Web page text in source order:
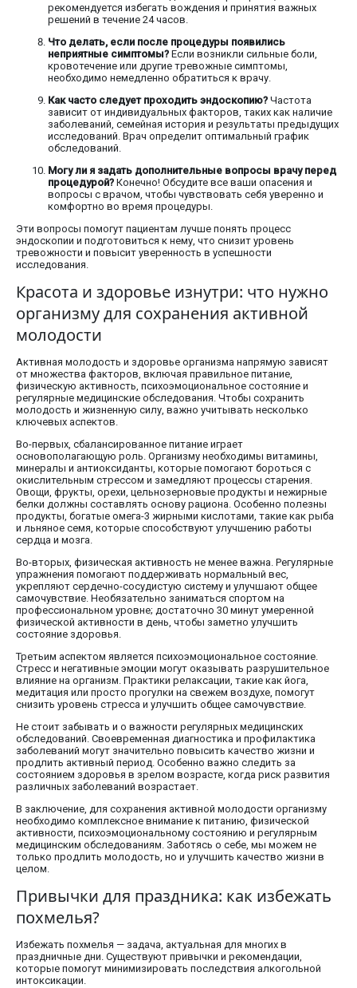
рекомендуется избегать вождения и принятия важных
решений в течение 24 часов.
Что делать, если после процедуры появились
неприятные симптомы? Если возникли сильные боли,
кровотечение или другие тревожные симптомы,
необходимо немедленно обратиться к врачу.
Как часто следует проходить эндоскопию? Частота
зависит от индивидуальных факторов, таких как наличие
заболеваний, семейная история и результаты предыдущих
исследований. Врач определит оптимальный график
обследований.
Могу ли я задать дополнительные вопросы врачу перед
процедурой? Конечно! Обсудите все ваши опасения и
вопросы с врачом, чтобы чувствовать себя уверенно и
комфортно во время процедуры.
Эти вопросы помогут пациентам лучше понять процесс
эндоскопии и подготовиться к нему, что снизит уровень
тревожности и повысит уверенность в успешности
исследования.
Красота и здоровье изнутри: что нужно
организму для сохранения активной
молодости
Активная молодость и здоровье организма напрямую зависят
от множества факторов, включая правильное питание,
физическую активность, психоэмоциональное состояние и
регулярные медицинские обследования. Чтобы сохранить
молодость и жизненную силу, важно учитывать несколько
ключевых аспектов.
Во-первых, сбалансированное питание играет
основополагающую роль. Организму необходимы витамины,
минералы и антиоксиданты, которые помогают бороться с
окислительным стрессом и замедляют процессы старения.
Овощи, фрукты, орехи, цельнозерновые продукты и нежирные
белки должны составлять основу рациона. Особенно полезны
продукты, богатые омега-3 жирными кислотами, такие как рыба
и льняное семя, которые способствуют улучшению работы
сердца и мозга.
Во-вторых, физическая активность не менее важна. Регулярные
упражнения помогают поддерживать нормальный вес,
укрепляют сердечно-сосудистую систему и улучшают общее
самочувствие. Необязательно заниматься спортом на
профессиональном уровне; достаточно 30 минут умеренной
физической активности в день, чтобы заметно улучшить
состояние здоровья.
Третьим аспектом является психоэмоциональное состояние.
Стресс и негативные эмоции могут оказывать разрушительное
влияние на организм. Практики релаксации, такие как йога,
медитация или просто прогулки на свежем воздухе, помогут
снизить уровень стресса и улучшить общее самочувствие.
Не стоит забывать и о важности регулярных медицинских
обследований. Своевременная диагностика и профилактика
заболеваний могут значительно повысить качество жизни и
продлить активный период. Особенно важно следить за
состоянием здоровья в зрелом возрасте, когда риск развития
различных заболеваний возрастает.
В заключение, для сохранения активной молодости организму
необходимо комплексное внимание к питанию, физической
активности, психоэмоциональному состоянию и регулярным
медицинским обследованиям. Заботясь о себе, мы можем не
только продлить молодость, но и улучшить качество жизни в
целом.
Привычки для праздника: как избежать
похмелья?
Избежать похмелья — задача, актуальная для многих в
праздничные дни. Существуют привычки и рекомендации,
которые помогут минимизировать последствия алкогольной
интоксикации.